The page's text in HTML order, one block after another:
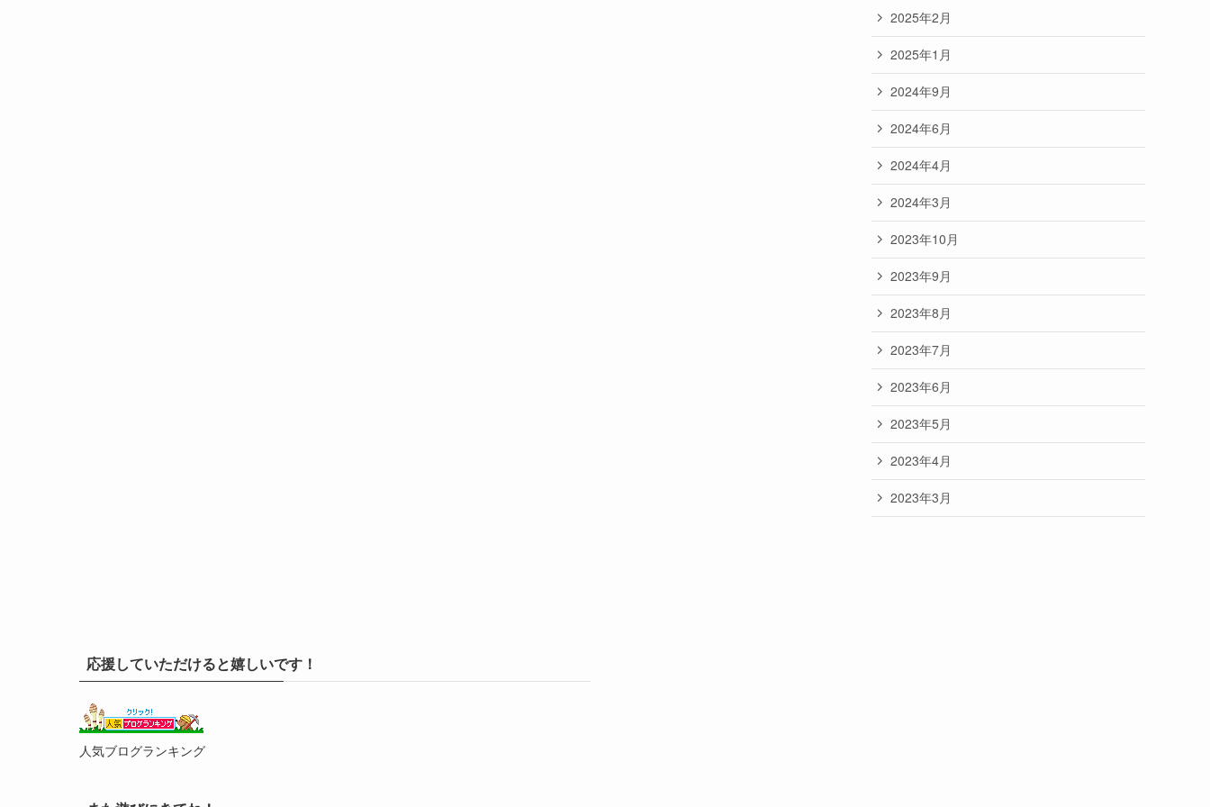
2025年2月
2025年1月
2024年9月
2024年6月
2024年4月
2024年3月
2023年10月
2023年9月
2023年8月
2023年7月
2023年6月
2023年5月
2023年4月
2023年3月
応援していただけると嬉しいです！
人気ブログランキング